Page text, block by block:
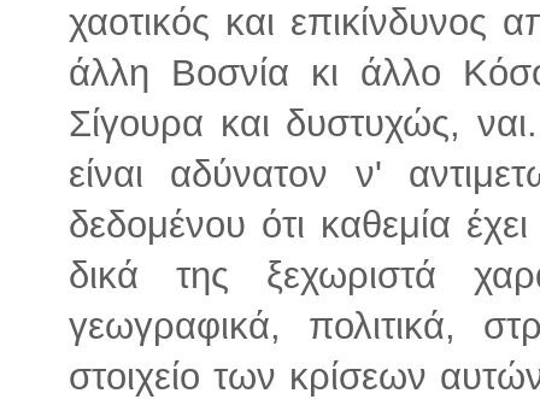
χαοτικός και επικίνδυνος
άλλη Βοσνία κι άλλο
Σίγουρα και δυστυχώς,
είναι αδύνατον ν'
δεδομένου ότι καθεμία έχει
δικά της ξεχωριστά
γεωγραφικά, πολιτικά,
στοιχείο των κρίσεων